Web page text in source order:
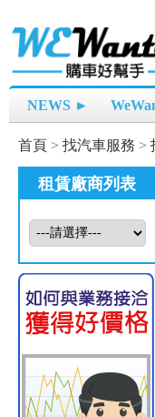
NEWS ►
首頁 > 找汽車服務 >
租賃廠商列表